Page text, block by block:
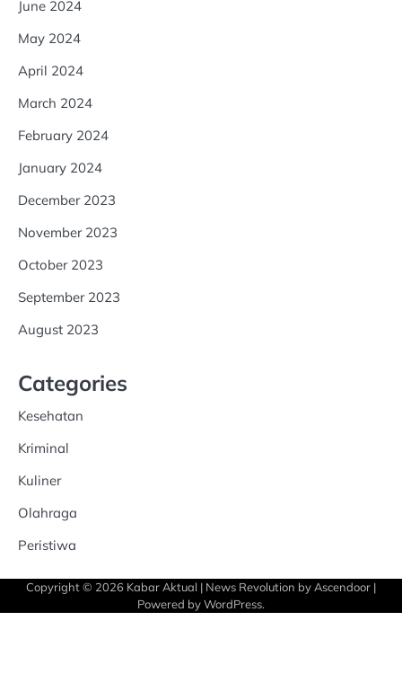
June 2024
May 2024
April 2024
March 2024
February 2024
January 2024
December 2023
November 2023
October 2023
September 2023
August 2023
Categories
Kesehatan
Kriminal
Kuliner
Olahraga
Peristiwa
Copyright © 2026 Kabar Aktual | News Revolution byAscendoor |
Powered byWordPress.